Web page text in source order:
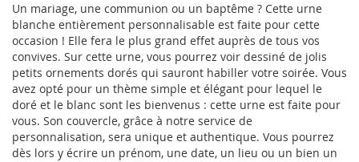
Un mariage, une communion ou un baptême ? Cette urne
blanche entièrement personnalisable est faite pour cette
occasion ! Elle fera le plus grand effet auprès de tous vos
convives. Sur cette urne, vous pourrez voir dessiné de jolis
petits ornements dorés qui sauront habiller votre soirée. Vous
avez opté pour un thème simple et élégant pour lequel le
doré et le blanc sont les bienvenus : cette urne est faite pour
vous. Son couvercle, grâce à notre service de
personnalisation, sera unique et authentique. Vous pourrez
dès lors y écrire un prénom, une date, un lieu ou un bien un